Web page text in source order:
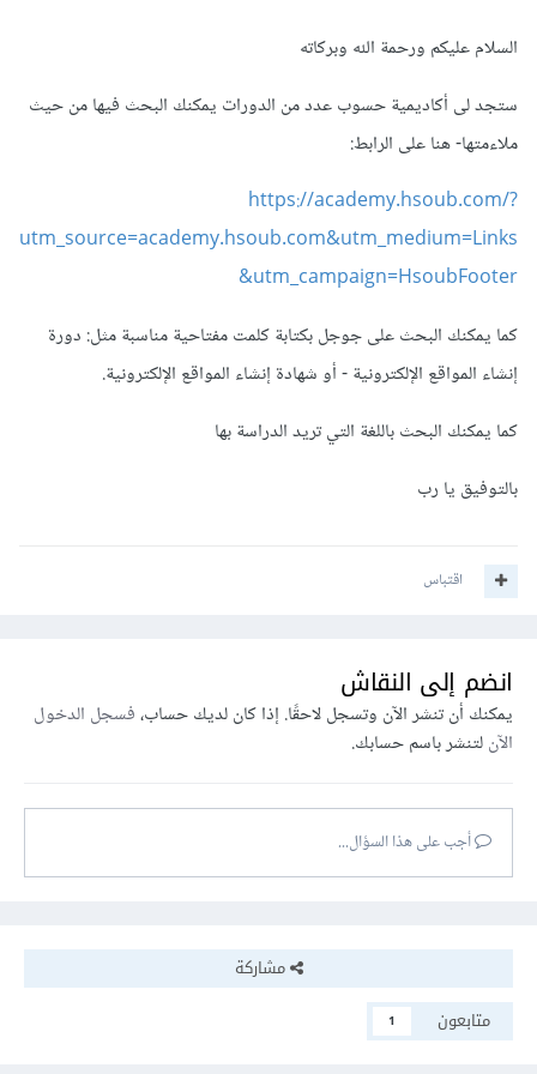
السلام عليكم ورحمة الله وبركاته
ستجد لى أكاديمية حسوب عدد من الدورات يمكنك البحث فيها من حيث
ملاءمتها- هنا على الرابط:
https://academy.hsoub.com/?
utm_source=academy.hsoub.com&utm_medium=Links
&utm_campaign=HsoubFooter
كما يمكنك البحث على جوجل بكتابة كلمت مفتاحية مناسبة مثل: دورة
إنشاء المواقع الإلكترونية - أو شهادة إنشاء المواقع الإلكترونية.
كما يمكنك البحث باللغة التي تريد الدراسة بها
بالتوفيق يا رب
اقتباس
انضم إلى النقاش
يمكنك أن تنشر الآن وتسجل لاحقًا. إذا كان لديك حساب،فسجل الدخول
الآنلتنشر باسم حسابك.
أجب على هذا السؤال...
مشاركة
متابعون
1